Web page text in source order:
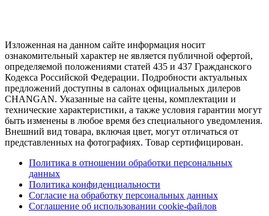
Изложенная на данном сайте информация носит
ознакомительный характер не является публичной офертой,
определяемой положениями статей 435 и 437 Гражданского
Кодекса Российской Федерации. Подробности актуальных
предложений доступны в салонах официальных дилеров
CHANGAN. Указанные на сайте цены, комплектации и
технические характеристики, а также условия гарантии могут
быть изменены в любое время без специального уведомления.
Внешний вид товара, включая цвет, могут отличаться от
представленных на фотографиях. Товар сертифицирован.
Политика в отношении обработки персональных
данных
Политика конфиденциальности
Согласие на обработку персональных данных
Соглашение об использовании cookie-файлов